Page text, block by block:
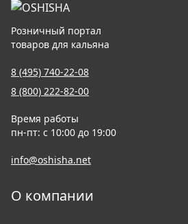
Розничный портал
товаров для кальяна
8 (495) 740-22-08
8 (800) 222-82-00
Время работы
пн-пт: с 10:00 до 19:00
info@oshisha.net
О компании